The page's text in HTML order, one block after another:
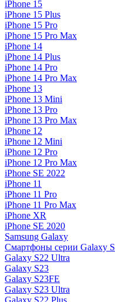
iPhone 15
iPhone 15 Plus
iPhone 15 Pro
iPhone 15 Pro Max
iPhone 14
iPhone 14 Plus
iPhone 14 Pro
iPhone 14 Pro Max
iPhone 13
iPhone 13 Mini
iPhone 13 Pro
iPhone 13 Pro Max
iPhone 12
iPhone 12 Mini
iPhone 12 Pro
iPhone 12 Pro Max
iPhone SE 2022
iPhone 11
iPhone 11 Pro
iPhone 11 Pro Max
iPhone XR
iPhone SE 2020
Samsung Galaxy
Смартфоны серии Galaxy S
Galaxy S22 Ultra
Galaxy S23
Galaxy S23FE
Galaxy S23 Ultra
Galaxy S22 Plus